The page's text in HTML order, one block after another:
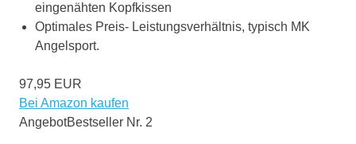
eingenähten Kopfkissen
Optimales Preis- Leistungsverhältnis, typisch MK
Angelsport.
97,95 EUR
Bei Amazon kaufen
AngebotBestseller Nr. 2